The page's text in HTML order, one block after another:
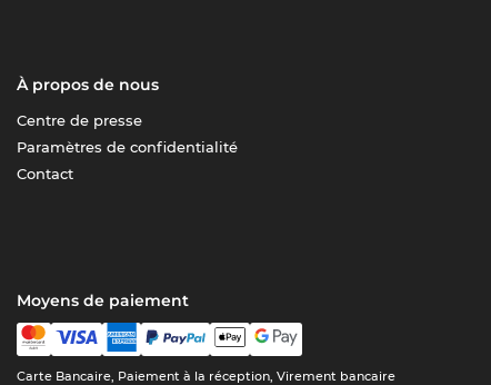
À propos de nous
Centre de presse
Paramètres de confidentialité
Contact
Moyens de paiement
Carte Bancaire, Paiement à la réception, Virement bancaire